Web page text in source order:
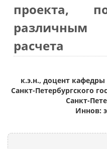
проекта,
расчета
к.э.н., доцент
Санкт-Петербургского
Санкт-
Иннов: